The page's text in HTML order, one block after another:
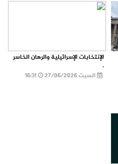
الإنتخابات الإسرائيلية والرهان الخاسر
.
السبت 27/06/2026
16:31